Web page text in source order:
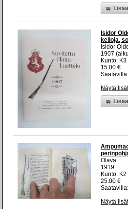
Isidor
kelloja,
Isidor
1907
Kunto:
15.00 €
Näytä
Otava
1919
Kunto:
25.00 €
Näytä